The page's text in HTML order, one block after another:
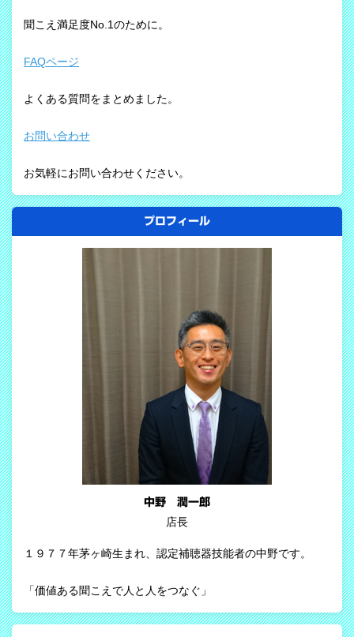
聞こえ満足度No.1のために。
FAQページ
よくある質問をまとめました。
お問い合わせ
お気軽にお問い合わせください。
プロフィール
中野 潤一郎
店長
１９７７年茅ヶ崎生まれ、認定補聴器技能者の中野です。
「価値ある聞こえで人と人をつなぐ」